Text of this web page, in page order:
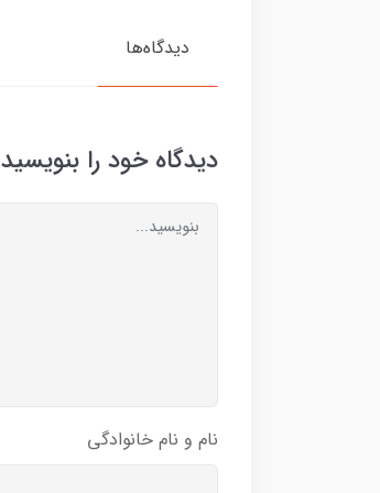
دیدگاه‌ها
دیدگاه خود را بنویسید
نام و نام خانوادگی